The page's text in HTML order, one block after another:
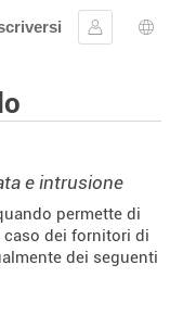
Collegarsi
e intrusione
permette di
dei fornitori di
dei seguenti